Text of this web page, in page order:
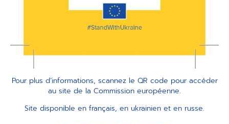
Pour plus d’informations, scannez le QR code pour accéder
au site de la Commission européenne.
Site disponible en français, en ukrainien et en russe.